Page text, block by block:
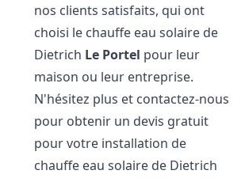
nos clients satisfaits, qui ont
choisi le chauffe eau solaire de
Dietrich Le Portel pour leur
maison ou leur entreprise.
N'hésitez plus et contactez-nous
pour obtenir un devis gratuit
pour votre installation de
chauffe eau solaire de Dietrich